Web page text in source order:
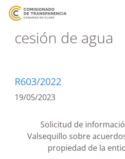
cesión de agua
R603/2022
19/05/2023
Solicitud de
Valsequillo sobre
propiedad de la